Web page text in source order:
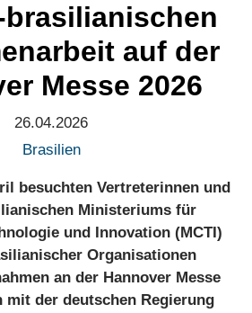
auf der
Messe 2026
26.04.2026
Brasilien
besuchten Vertreterinnen und
Ministeriums für
und Innovation (MCTI)
Organisationen
an der Hannover Messe
der deutschen Regierung